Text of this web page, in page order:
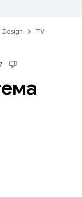
Design
TV